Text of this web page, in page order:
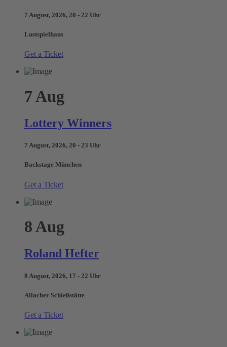
7 August, 2026, 20 - 22 Uhr
Lustspielhaus
Get a Ticket
7 Aug
Lottery Winners
7 August, 2026, 20 - 23 Uhr
Backstage München
Get a Ticket
8 Aug
Roland Hefter
8 August, 2026, 17 - 22 Uhr
Allacher Schießstätte
Get a Ticket